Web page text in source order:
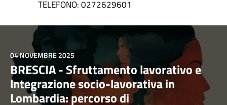
TELEFONO: 0272629601
04 NOVEMBRE 2025
BRESCIA - Sfruttamento lavorativo e
lntegrazione socio-lavorativa in
Lombardia: percorso di